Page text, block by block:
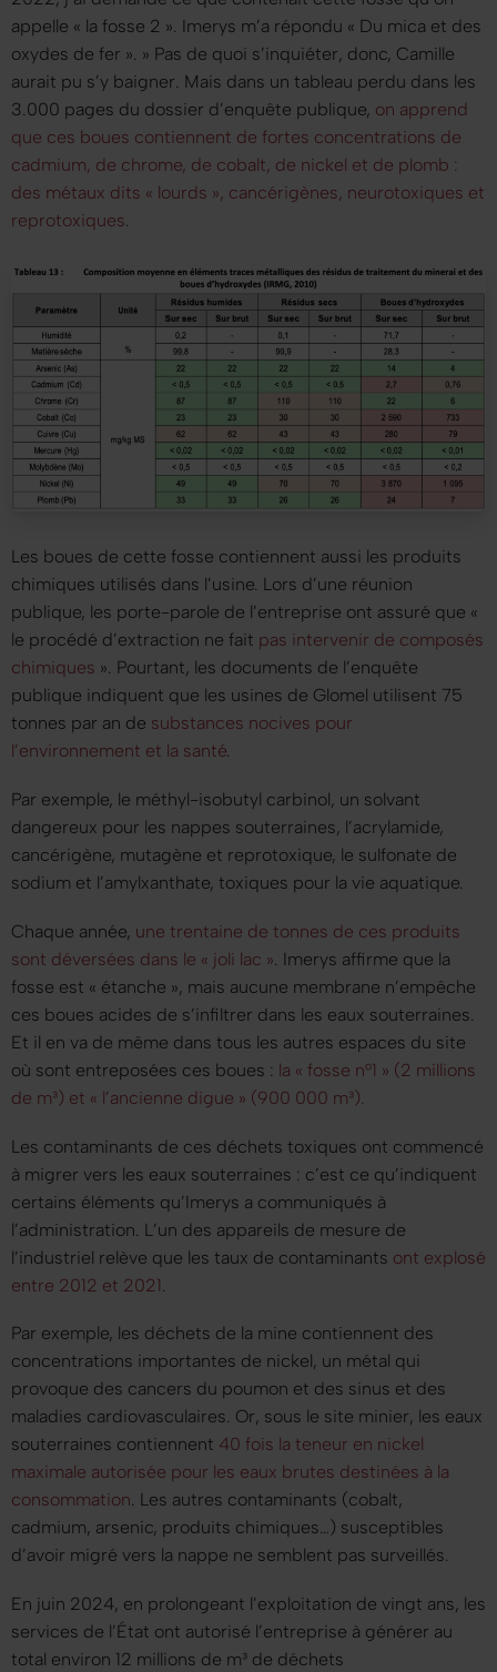
appelle « la fosse 2 ». Imerys m’a répondu « Du mica et des
oxydes de fer ». » Pas de quoi s’inquiéter, donc, Camille
aurait pu s’y baigner. Mais dans un tableau perdu dans les
3.000 pages du dossier d’enquête publique, on apprend
que ces boues contiennent de fortes concentrations de
cadmium, de chrome, de cobalt, de nickel et de plomb :
des métaux dits « lourds », cancérigènes, neurotoxiques et
reprotoxiques.
Les boues de cette fosse contiennent aussi les produits
chimiques utilisés dans l’usine. Lors d’une réunion
publique, les porte-parole de l’entreprise ont assuré que «
le procédé d’extraction ne fait pas intervenir de composés
chimiques ». Pourtant, les documents de l’enquête
publique indiquent que les usines de Glomel utilisent 75
tonnes par an de substances nocives pour
l’environnement et la santé.
Par exemple, le méthyl-isobutyl carbinol, un solvant
dangereux pour les nappes souterraines, l’acrylamide,
cancérigène, mutagène et reprotoxique, le sulfonate de
sodium et l’amylxanthate, toxiques pour la vie aquatique.
Chaque année, une trentaine de tonnes de ces produits
sont déversées dans le « joli lac ». Imerys affirme que la
fosse est « étanche », mais aucune membrane n’empêche
ces boues acides de s’infiltrer dans les eaux souterraines.
Et il en va de même dans tous les autres espaces du site
où sont entreposées ces boues : la « fosse n°1 » (2 millions
de m³) et « l’ancienne digue » (900 000 m³).
Les contaminants de ces déchets toxiques ont commencé
à migrer vers les eaux souterraines : c’est ce qu’indiquent
certains éléments qu’Imerys a communiqués à
l’administration. L’un des appareils de mesure de
l’industriel relève que les taux de contaminants ont explosé
entre 2012 et 2021
Par exemple, les déchets de la mine contiennent des
concentrations importantes de nickel, un métal qui
provoque des cancers du poumon et des sinus et des
maladies cardiovasculaires. Or, sous le site minier, les eaux
souterraines contiennent 40 fois la teneur en nickel
maximale autorisée pour les eaux brutes destinées à la
consommation. Les autres contaminants (cobalt,
cadmium, arsenic, produits chimiques…) susceptibles
d’avoir migré vers la nappe ne semblent pas surveillés.
En juin 2024, en prolongeant l’exploitation de vingt ans, les
services de l’État ont autorisé l’entreprise à générer au
total environ 12 millions de m³ de déchets